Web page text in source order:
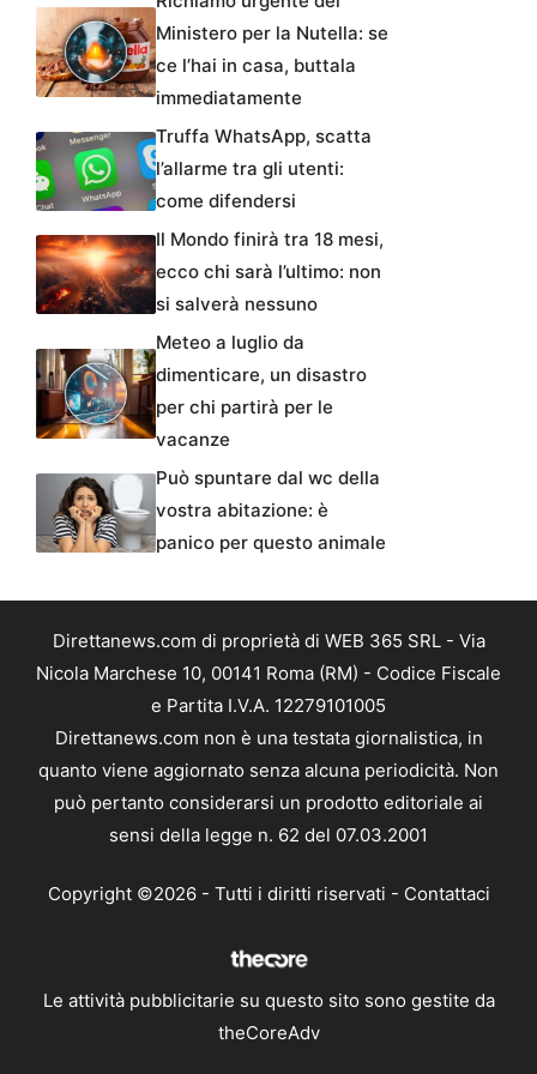
Ministero per la Nutella: se
ce l’hai in casa, buttala
immediatamente
Truffa WhatsApp, scatta
l’allarme tra gli utenti:
come difendersi
Il Mondo finirà tra 18 mesi,
ecco chi sarà l’ultimo: non
si salverà nessuno
Meteo a luglio da
dimenticare, un disastro
per chi partirà per le
vacanze
Può spuntare dal wc della
vostra abitazione: è
panico per questo animale
Direttanews.com di proprietà di WEB 365 SRL - Via
Nicola Marchese 10, 00141 Roma (RM) - Codice Fiscale
e Partita I.V.A. 12279101005
Direttanews.com non è una testata giornalistica, in
quanto viene aggiornato senza alcuna periodicità. Non
può pertanto considerarsi un prodotto editoriale ai
sensi della legge n. 62 del 07.03.2001
Copyright ©2026 - Tutti i diritti riservati - Contattaci
Le attività pubblicitarie su questo sito sono gestite da
theCoreAdv